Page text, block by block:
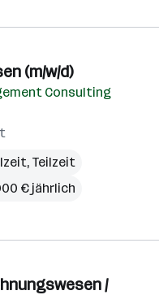
(m/w/d)
Consulting
Teilzeit
€ jährlich
/